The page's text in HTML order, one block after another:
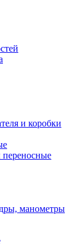
и коробки
переносные
манометры